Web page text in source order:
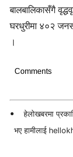
बालबालिकासँगै
घरधुरीमा ४०२
।
Comments
हेलोखबरमा
भए हामीलाई